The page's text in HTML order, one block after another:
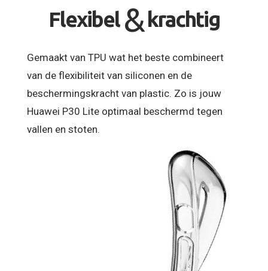
Flexibel & krachtig
Gemaakt van TPU wat het beste combineert
van de flexibiliteit van siliconen en de
beschermingskracht van plastic. Zo is jouw
Huawei P30 Lite optimaal beschermd tegen
vallen en stoten.